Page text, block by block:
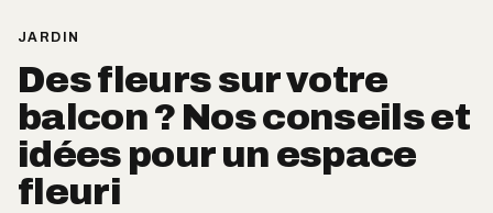
JARDIN
Des fleurs sur votre
balcon ? Nos conseils et
idées pour un espace
fleuri